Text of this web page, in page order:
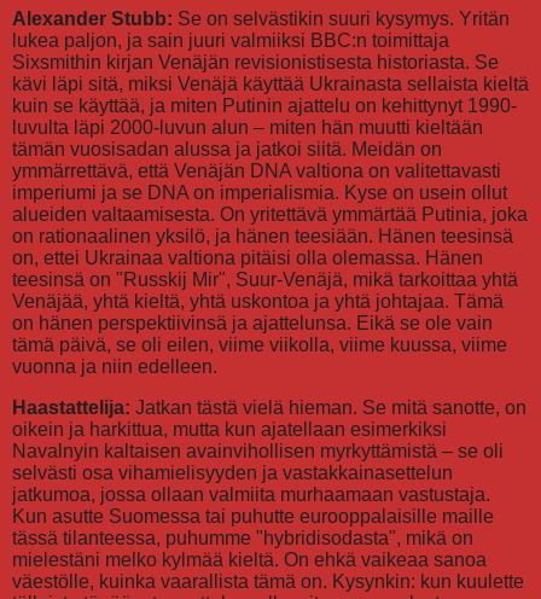
Alexander Stubb: Se on selvästikin suuri kysymys. Yritän
lukea paljon, ja sain juuri valmiiksi BBC:n toimittaja
Sixsmithin kirjan Venäjän revisionistisesta historiasta. Se
kävi läpi sitä, miksi Venäjä käyttää Ukrainasta sellaista kieltä
kuin se käyttää, ja miten Putinin ajattelu on kehittynyt 1990-
luvulta läpi 2000-luvun alun – miten hän muutti kieltään
tämän vuosisadan alussa ja jatkoi siitä. Meidän on
ymmärrettävä, että Venäjän DNA valtiona on valitettavasti
imperiumi ja se DNA on imperialismia. Kyse on usein ollut
alueiden valtaamisesta. On yritettävä ymmärtää Putinia, joka
on rationaalinen yksilö, ja hänen teesiään. Hänen teesinsä
on, ettei Ukrainaa valtiona pitäisi olla olemassa. Hänen
teesinsä on "Russkij Mir", Suur-Venäjä, mikä tarkoittaa yhtä
Venäjää, yhtä kieltä, yhtä uskontoa ja yhtä johtajaa. Tämä
on hänen perspektiivinsä ja ajattelunsa. Eikä se ole vain
tämä päivä, se oli eilen, viime viikolla, viime kuussa, viime
vuonna ja niin edelleen.
Haastattelija: Jatkan tästä vielä hieman. Se mitä sanotte, on
oikein ja harkittua, mutta kun ajatellaan esimerkiksi
Navalnyin kaltaisen avainvihollisen myrkyttämistä – se oli
selvästi osa vihamielisyyden ja vastakkainasettelun
jatkumoa, jossa ollaan valmiita murhaamaan vastustaja.
Kun asutte Suomessa tai puhutte eurooppalaisille maille
tässä tilanteessa, puhumme "hybridisodasta", mikä on
mielestäni melko kylmää kieltä. On ehkä vaikeaa sanoa
väestölle, kuinka vaarallista tämä on. Kysynkin: kun kuulette